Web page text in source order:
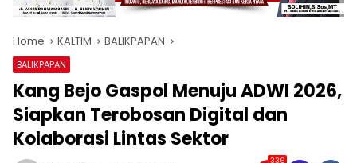
Home KALTIM BALIKPAPAN
BALIKPAPAN
Kang Bejo Gaspol Menuju ADWI 2026,
Siapkan Terobosan Digital dan
Kolaborasi Lintas Sektor
336